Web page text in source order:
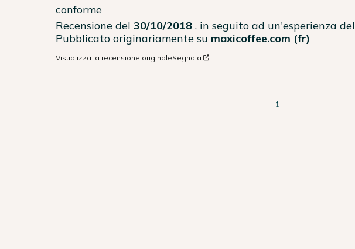
conforme
Recensione del30/10/2018 , in seguito ad un'esperienza del
Pubblicato originariamente su maxicoffee.com (fr)
Visualizza la recensione originaleSegnala
1